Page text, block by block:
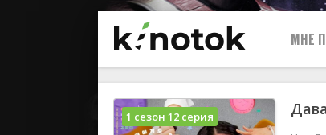
МНЕ
1 сезон 12 серия